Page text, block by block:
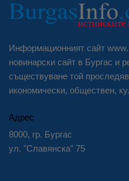
Информационният сайт
новинарски сайт в Бургас и
съществуване той
икономически, обществен,
Адрес
8000, гр. Бургас
ул. "Славянска" 75